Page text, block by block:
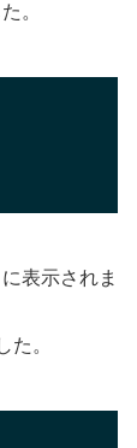
。
表示されま
た。